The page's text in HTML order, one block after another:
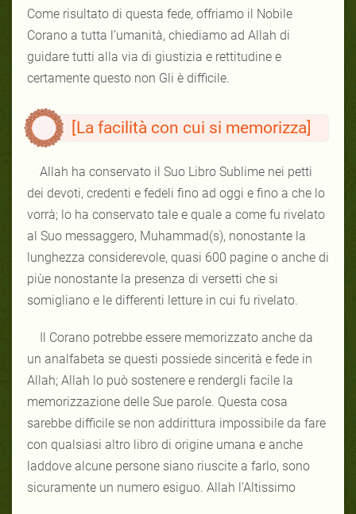
Come risultato di questa fede, offriamo il Nobile
Corano a tutta l’umanità, chiediamo ad Allah di
guidare tutti alla via di giustizia e rettitudine e
certamente questo non Gli è difficile.
[La facilità con cui si memorizza]
Allah ha conservato il Suo Libro Sublime nei petti
dei devoti, credenti e fedeli fino ad oggi e fino a che lo
vorrà; lo ha conservato tale e quale a come fu rivelato
al Suo messaggero, Muhammad(s), nonostante la
lunghezza considerevole, quasi 600 pagine o anche di
piùe nonostante la presenza di versetti che si
somigliano e le differenti letture in cui fu rivelato.
Il Corano potrebbe essere memorizzato anche da
un analfabeta se questi possiede sincerità e fede in
Allah; Allah lo può sostenere e rendergli facile la
memorizzazione delle Sue parole. Questa cosa
sarebbe difficile se non addirittura impossibile da fare
con qualsiasi altro libro di origine umana e anche
laddove alcune persone siano riuscite a farlo, sono
sicuramente un numero esiguo. Allah l’Altissimo